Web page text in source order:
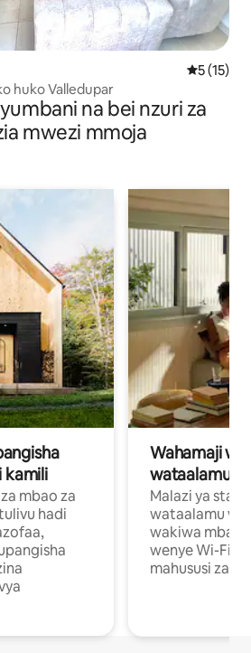
Ukadiriaji
5 (15)
huko Valledupar
na bei nzuri za
mwezi mmoja
kamili
mbao za
hadi
Wahamaji
wataalamu
Malazi ya
wataalamu
wakiwa mbali
wenye Wi-Fi
mahususi za